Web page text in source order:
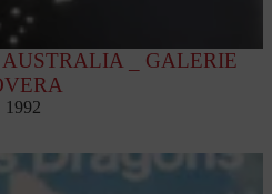
_ GALERIE
1992